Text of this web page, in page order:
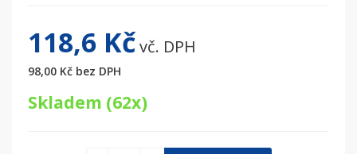
118,6 Kčvč. DPH
98,00 Kč bez DPH
Skladem (62x)